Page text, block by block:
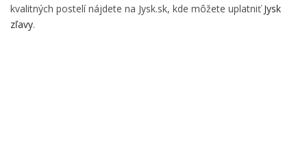
kvalitných postelí nájdete na Jysk.sk, kde môžete uplatniťJysk
zľavy.